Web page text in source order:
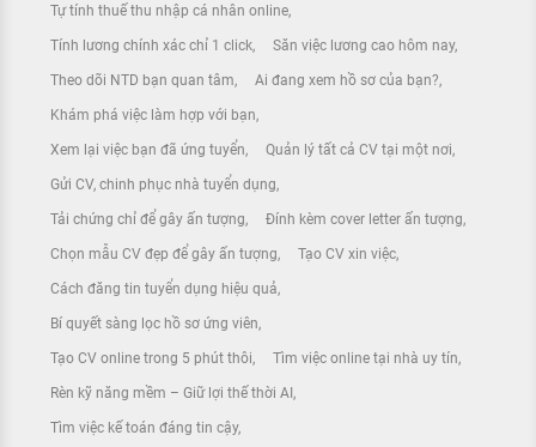
Tự tính thuế thu nhập cá nhân online
Tính lương chính xác chỉ 1 click Săn việc lương cao hôm nay
Theo dõi NTD bạn quan tâm Ai đang xem hồ sơ của bạn?
Khám phá việc làm hợp với bạn
Xem lại việc bạn đã ứng tuyển Quản lý tất cả CV tại một nơi
Gửi CV, chinh phục nhà tuyển dụng
Tải chứng chỉ để gây ấn tượng Đính kèm cover letter ấn tượng
Chọn mẫu CV đẹp để gây ấn tượng Tạo CV xin việc
Cách đăng tin tuyển dụng hiệu quả
Bí quyết sàng lọc hồ sơ ứng viên
Tạo CV online trong 5 phút thôi Tìm việc online tại nhà uy tín
Rèn kỹ năng mềm – Giữ lợi thế thời AI
Tìm việc kế toán đáng tin cậy